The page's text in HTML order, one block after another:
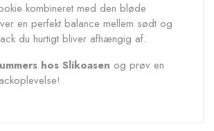
kombineret med den bløde
en perfekt balance mellem sødt og
du hurtigt bliver afhængig af.
hos Slikoasen og prøv en